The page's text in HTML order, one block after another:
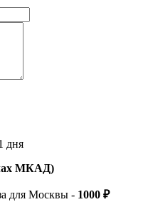
дня
МКАД)
для Москвы - 1000 ₽